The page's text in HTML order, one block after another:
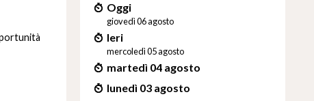
Oggi
giovedì 06 agosto
Ieri
mercoledì 05 agosto
martedì 04 agosto
lunedì 03 agosto